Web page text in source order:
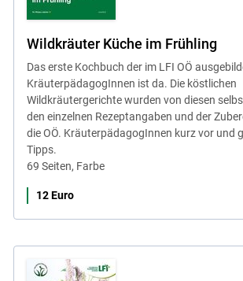
Wildkräuter Küche im Frühling
Das erste Kochbuch der im LFI OÖ
KräuterpädagogInnen ist da. Die köstlichen
Wildkräutergerichte wurden von diesen
den einzelnen Rezeptangaben und der
die OÖ. KräuterpädagogInnen kurz vor und
Tipps.
69 Seiten, Farbe
12 Euro